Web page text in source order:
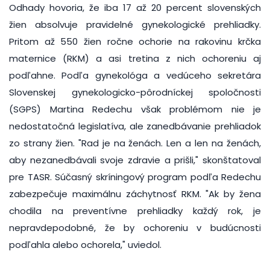
Odhady hovoria, že iba 17 až 20 percent slovenských
žien absolvuje pravidelné gynekologické prehliadky.
Pritom až 550 žien ročne ochorie na rakovinu krčka
maternice (RKM) a asi tretina z nich ochoreniu aj
podľahne. Podľa gynekológa a vedúceho sekretára
Slovenskej gynekologicko-pôrodníckej spoločnosti
(SGPS) Martina Redechu však problémom nie je
nedostatočná legislatíva, ale zanedbávanie prehliadok
zo strany žien. "Rad je na ženách. Len a len na ženách,
aby nezanedbávali svoje zdravie a prišli," skonštatoval
pre TASR. Súčasný skríningový program podľa Redechu
zabezpečuje maximálnu záchytnosť RKM. "Ak by žena
chodila na preventívne prehliadky každý rok, je
nepravdepodobné, že by ochoreniu v budúcnosti
podľahla alebo ochorela," uviedol.